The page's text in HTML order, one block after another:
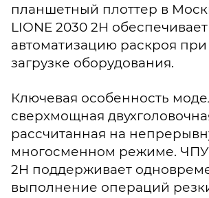
планшетный плоттер в
LIONE 2030 2H
автоматизацию раскроя
загрузке оборудования.
Ключевая особенность
сверхмощная
рассчитанная на
многосменном режиме.
2H поддерживает
выполнение операций